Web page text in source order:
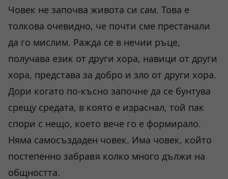
Човек не започва живота си сам. Това е
толкова очевидно, че почти сме престанали
да го мислим. Ражда се в нечии ръце,
получава език от други хора, навици от други
хора, представа за добро и зло от други хора.
Дори когато по-късно започне да се бунтува
срещу средата, в която е израснал, той пак
спори с нещо, което вече го е формирало.
Няма самосъздаден човек. Има човек, който
постепенно забравя колко много дължи на
общността.